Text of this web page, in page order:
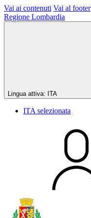
Vai ai contenuti Vai al footer
Regione Lombardia
Lingua attiva: ITA
ITA selezionata